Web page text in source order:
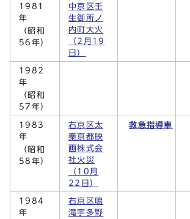
1981
年
（昭和
56年）
中京区壬
生御所ノ
内町大火
（2月19
日）
1982
年
（昭和
57年）
1983
年
（昭和
58年）
右京区太
秦京都映
画株式会
社火災
（10月
22日）
救急指導車
1984
年
右京区鳴
滝宇多野